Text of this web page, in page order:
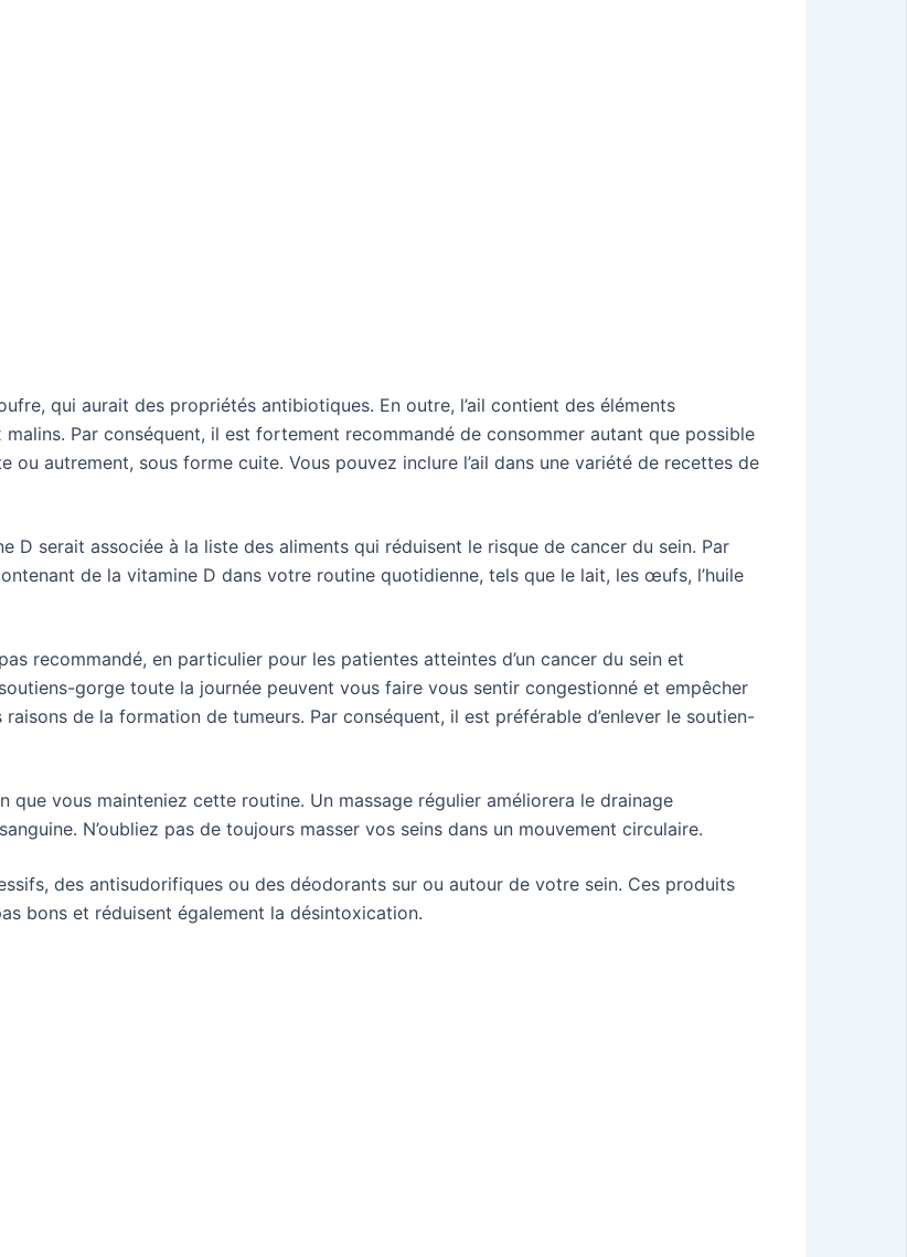
qui aurait des propriétés antibiotiques. En outre, l’ail contient des éléments
Par conséquent, il est fortement recommandé de consommer autant que possible
ou autrement, sous forme cuite. Vous pouvez inclure l’ail dans une variété de recettes de
D serait associée à la liste des aliments qui réduisent le risque de cancer du sein. Par
de la vitamine D dans votre routine quotidienne, tels que le lait, les œufs, l’huile
recommandé, en particulier pour les patientes atteintes d’un cancer du sein et
gorge toute la journée peuvent vous faire vous sentir congestionné et empêcher
de la formation de tumeurs. Par conséquent, il est préférable d’enlever le soutien-
que vous mainteniez cette routine. Un massage régulier améliorera le drainage
N’oubliez pas de toujours masser vos seins dans un mouvement circulaire.
des antisudorifiques ou des déodorants sur ou autour de votre sein. Ces produits
bons et réduisent également la désintoxication.